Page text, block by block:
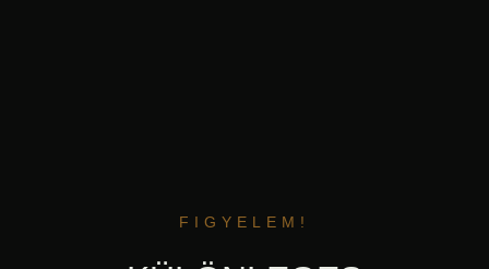
FIGYELEM!